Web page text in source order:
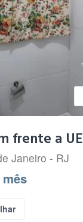
frente a
Janeiro - RJ
mês